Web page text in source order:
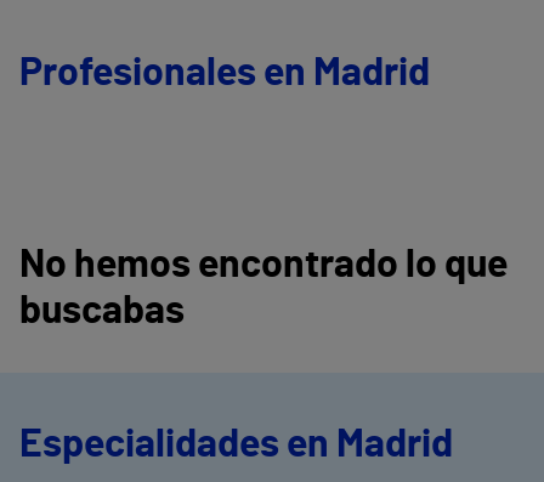
Profesionales en Madrid
No hemos encontrado lo que
buscabas
Especialidades en Madrid